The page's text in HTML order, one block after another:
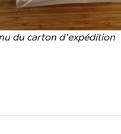
du carton d’expédition